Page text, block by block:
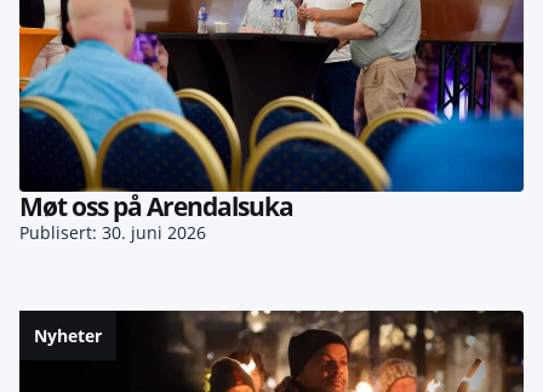
Møt oss på Arendalsuka
Publisert: 30. juni 2026
Nyheter